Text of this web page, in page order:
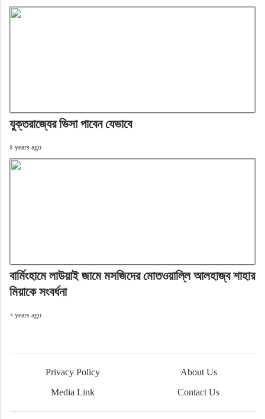
যুক্তরাজ্যের ভিসা পাবেন যেভাবে
৪ years ago
বার্মিংহামে লাউয়াই জামে মসজিদের মোতওয়াল্লি আলহাজ্ব শাহার
মিয়াকে সংবর্ধনা
৭ years ago
Privacy Policy
About Us
Media Link
Contact Us